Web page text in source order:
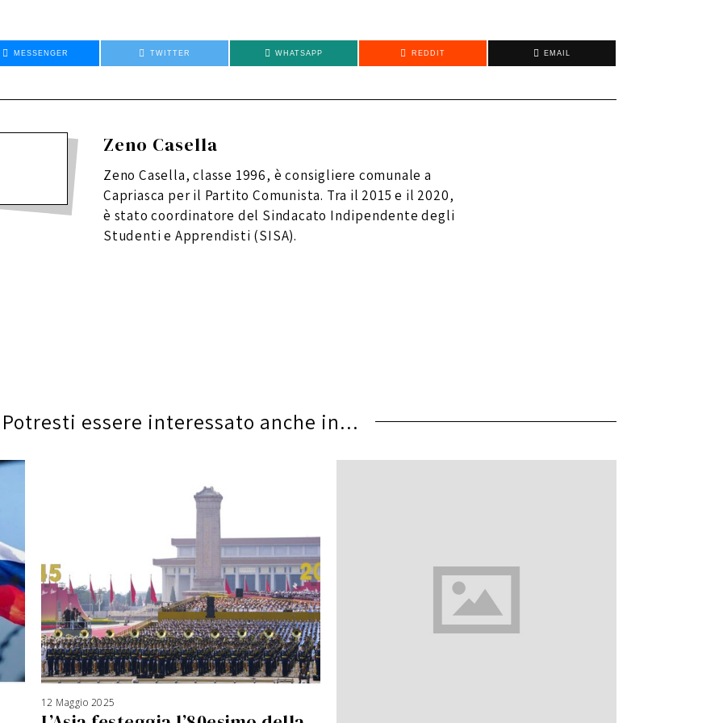
MESSENGER TWITTER WHATSAPP REDDIT EMAIL
Zeno Casella
Zeno Casella, classe 1996, è consigliere comunale a
Capriasca per il Partito Comunista. Tra il 2015 e il 2020,
è stato coordinatore del Sindacato Indipendente degli
Studenti e Apprendisti (SISA).
Potresti essere interessato anche in...
12 Maggio 2025
M